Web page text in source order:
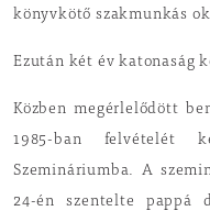
könyvkötő szakmunkás
Ezután két év katonaság
Közben megérlelődött
1985-ban felvételét
Szemináriumba. A
24-én szentelte pappá